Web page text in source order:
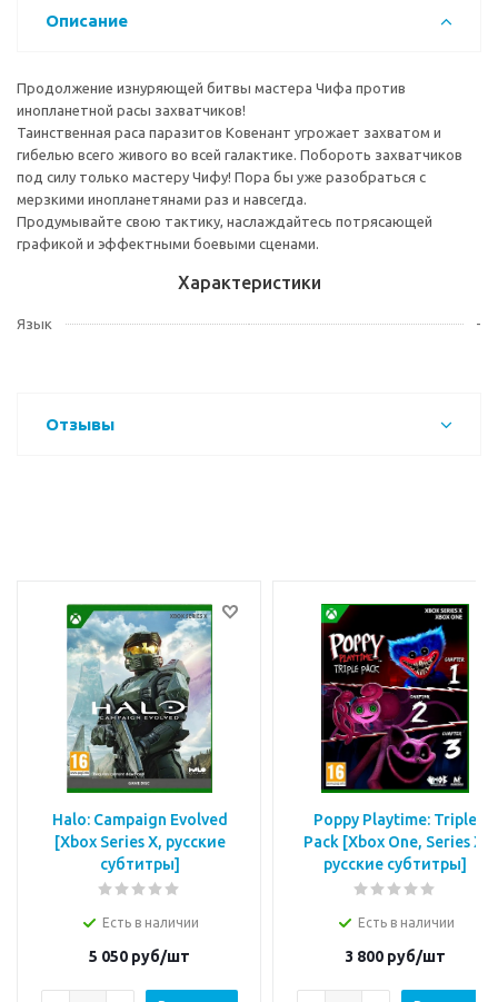
Описание
Продолжение изнуряющей битвы мастера Чифа против
инопланетной расы захватчиков!
Таинственная раса паразитов Ковенант угрожает захватом и
гибелью всего живого во всей галактике. Побороть захватчиков
под силу только мастеру Чифу! Пора бы уже разобраться с
мерзкими инопланетянами раз и навсегда.
Продумывайте свою тактику, наслаждайтесь потрясающей
графикой и эффектными боевыми сценами.
Характеристики
Язык -
Отзывы
Halo: Campaign Evolved
[Xbox Series X, русские
субтитры]
Есть в наличии
5 050 руб/шт
Poppy Playtime: Triple
Pack [Xbox One, Series X,
русские субтитры]
Есть в наличии
3 800 руб/шт